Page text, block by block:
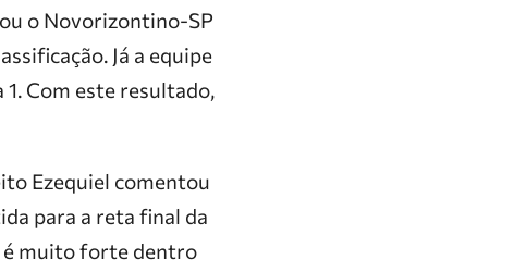
o Novorizontino-SP
Já a equipe
Com este resultado,
Ezequiel comentou
para a reta final da
é muito forte dentro